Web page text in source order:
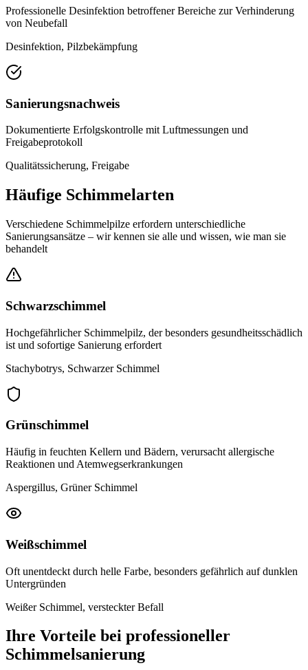
Professionelle Desinfektion betroffener Bereiche zur Verhinderung
von Neubefall
Desinfektion, Pilzbekämpfung
Sanierungsnachweis
Dokumentierte Erfolgskontrolle mit Luftmessungen und
Freigabeprotokoll
Qualitätssicherung, Freigabe
Häufige Schimmelarten
Verschiedene Schimmelpilze erfordern unterschiedliche
Sanierungsansätze – wir kennen sie alle und wissen, wie man sie
behandelt
Schwarzschimmel
Hochgefährlicher Schimmelpilz, der besonders gesundheitsschädlich
ist und sofortige Sanierung erfordert
Stachybotrys, Schwarzer Schimmel
Grünschimmel
Häufig in feuchten Kellern und Bädern, verursacht allergische
Reaktionen und Atemwegserkrankungen
Aspergillus, Grüner Schimmel
Weißschimmel
Oft unentdeckt durch helle Farbe, besonders gefährlich auf dunklen
Untergründen
Weißer Schimmel, versteckter Befall
Ihre Vorteile bei professioneller
Schimmelsanierung